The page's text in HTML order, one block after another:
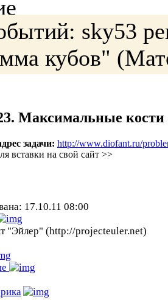
sky53
кубов"
Максимальные кости
задачи: http://www.diofant.ru/
вставки на свой сайт >>
17.10.11 08:00
"Эйлер" (http://projecteuler.net)